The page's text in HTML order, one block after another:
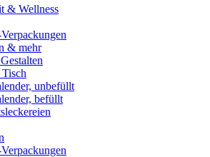
& Wellness
& mehr
unbefüllt
befüllt